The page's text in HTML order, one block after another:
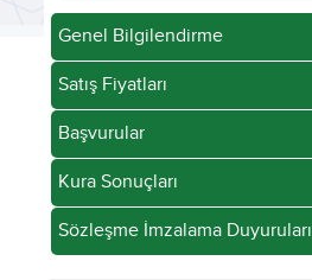
Genel Bilgilendirme
Satış Fiyatları
Başvurular
Kura Sonuçları
Sözleşme İmzalama Duyuruları